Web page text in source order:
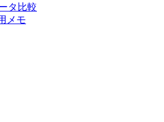
タ比較
メモ